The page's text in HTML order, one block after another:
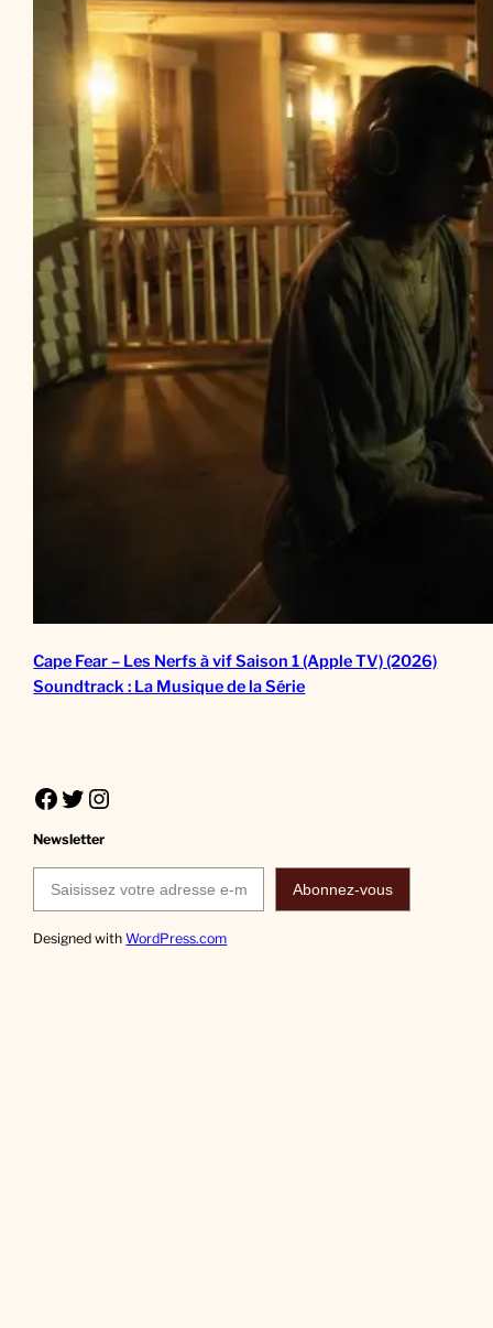
Cape Fear – Les Nerfs à vif Saison 1 (Apple TV) (2026)
Soundtrack : La Musique de la Série
Facebook Twitter Instagram
Newsletter
Saisissez votre adresse e-mail…
Abonnez-vous
Designed withWordPress.com